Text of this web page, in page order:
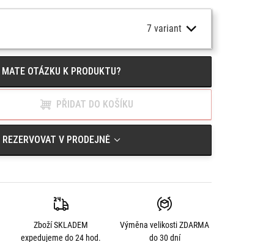
zabrání roztavení, kdykoli se kalhoty a výfuk
voděodolnou vrstvou.
ripstop
MATE OTÁZKU K PRODUKTU?
PŘIDAT DO KOŠÍKU
REZERVOVAT V PRODEJNĚ
Zboží SKLADEM
expedujeme do 24 hod.
Výměna velikostiZDARMA
do 30 dní